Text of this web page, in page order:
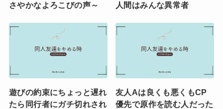
さやかなよろこびの声～
人間はみんな異常者
遊びの約束にちょっと遅れ
たら同行者にガチ切れされ
友人Aは良くも悪くもCP
優先で原作を読む人だった